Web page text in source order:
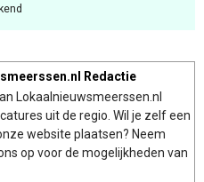
Redactie
Lokaalnieuwsmeerssen.nl
uit de regio. Wil je zelf een
website plaatsen? Neem
op voor de mogelijkheden van